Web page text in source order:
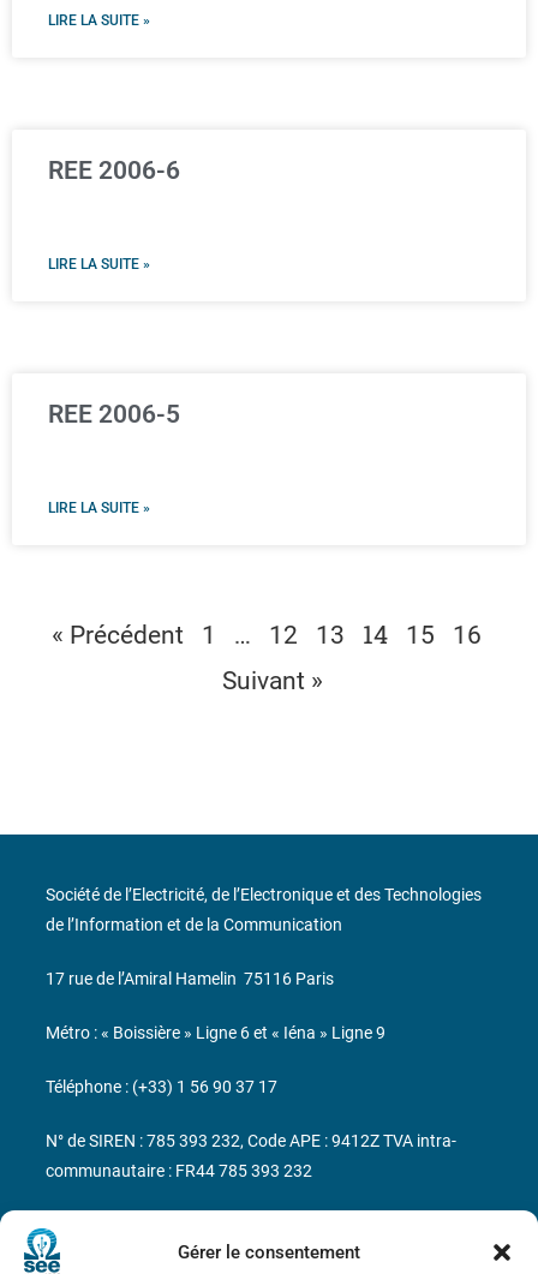
Gérer le consentement
LIRE LA SUITE »
REE 2006-6
LIRE LA SUITE »
REE 2006-5
LIRE LA SUITE »
« Précédent 1 … 12 13 14 15
16
Suivant »
Bicentenaire des découvertes d’André-
Marie Ampère
Société de l’Electricité, de l’Electronique et des Technologies
de l’Information et de la Communication
17 rue de l’Amiral Hamelin 75116 Paris
Métro : « Boissière » Ligne 6 et « Iéna » Ligne 9
Téléphone : (+33) 1 56 90 37 17
N° de SIREN : 785 393 232, Code APE : 9412Z TVA intra-
communautaire : FR44 785 393 232